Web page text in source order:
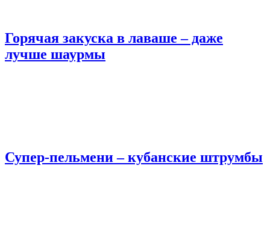
Горячая закуска в лаваше – даже
лучше шаурмы
Супер-пельмени – кубанские штрумбы